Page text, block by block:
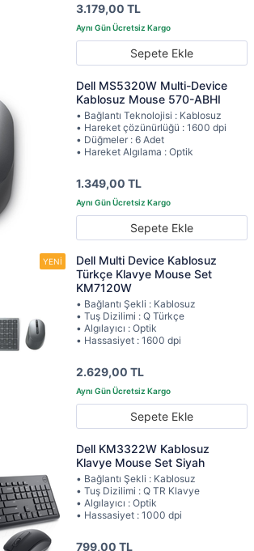
3.179,00 TL
Sepete Ekle
Dell MS5320W Multi-Device
Kablosuz Mouse 570-ABHI
• Bağlantı Teknolojisi : Kablosuz
• Hareket çözünürlüğü : 1600 dpi
• Düğmeler : 6 Adet
• Hareket Algılama : Optik
1.349,00 TL
Sepete Ekle
Dell Multi Device Kablosuz
Türkçe Klavye Mouse Set
KM7120W
• Bağlantı Şekli : Kablosuz
• Tuş Dizilimi : Q Türkçe
• Algılayıcı : Optik
• Hassasiyet : 1600 dpi
2.629,00 TL
Sepete Ekle
Dell KM3322W Kablosuz
Klavye Mouse Set Siyah
• Bağlantı Şekli : Kablosuz
• Tuş Dizilimi : Q TR Klavye
• Algılayıcı : Optik
• Hassasiyet : 1000 dpi
799,00 TL